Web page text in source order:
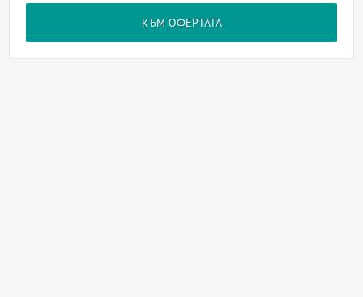
КЪМ ОФЕРТАТА